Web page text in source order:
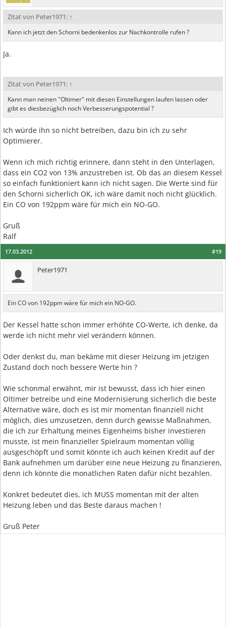
Zitat von Peter1971: ↑
Kann ich jetzt den Schorni bedenkenlos zur Nachkontrolle rufen ?
Ja.
Zitat von Peter1971: ↑
Kann man neinen "Oltimer" mit diesen Einstellungen laufen lassen oder
gibt es diesbezüglich noch Verbesserungspotential ?
Ich würde ihn so nicht betreiben, dazu bin ich zu sehr
Optimierer.
Wenn ich mich richtig erinnere, dann steht in den Unterlagen,
dass ein CO2 von 13% anzustreben ist. Ob das an diesem Kessel
so einfach funktioniert kann ich nicht sagen. Die Werte sind für
den Schorni sicherlich OK, ich wäre damit noch nicht glücklich.
Ein CO von 192ppm wäre für mich ein NO-GO.
Gruß
Ralf
#19
17.03.2012
Peter1971
Ein CO von 192ppm wäre für mich ein NO-GO.
Der Kessel hatte schon immer erhöhte CO-Werte, ich denke, da
werde ich nicht mehr viel verändern können.
Oder denkst du, man bekäme mit dieser Heizung im jetzigen
Zustand doch noch bessere Werte hin ?
Wie schonmal erwähnt, mir ist bewusst, dass ich hier einen
Oltimer betreibe und eine Modernisierung sicherlich die beste
Alternative wäre, doch es ist mir momentan finanziell nicht
möglich, dies umzusetzen, denn durch gewisse Maßnahmen,
die ich zur Erhaltung meines Eigenheims bisher investieren
musste, ist mein finanzieller Spielraum momentan völlig
ausgeschöpft und somit könnte ich auch keinen Kredit auf der
Bank aufnehmen um darüber eine neue Heizung zu finanzieren,
denn ich könnte die monatlichen Raten dafür nicht bezahlen.
Konkret bedeutet dies, ich MUSS momentan mit der alten
Heizung leben und das Beste daraus machen !
Gruß Peter